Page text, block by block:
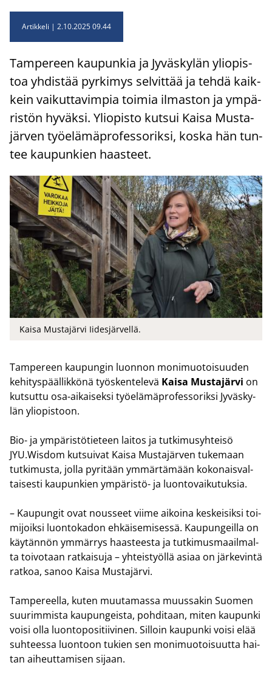
Artikkeli 2.10.2025 09.44
Tam­pe­reen kau­pun­kia ja Jy­väs­ky­län yli­opis­
toa yh­dis­tää pyr­ki­mys sel­vit­tää ja tehdä kaik­
kein vai­kut­ta­vim­pia toi­mia il­mas­ton ja ym­pä­
ris­tön hy­väk­si. Yli­opis­to kut­sui Kaisa Mus­ta­
jär­ven työ­elä­mä­pro­fes­so­rik­si, koska hän tun­
tee kau­pun­kien haas­teet.
Kaisa Mustajärvi Iidesjärvellä.
Tam­pe­reen kau­pun­gin luon­non mo­ni­muo­toi­suu­den
ke­hi­tys­pääl­lik­kö­nä työs­ken­te­le­vä Kaisa Mus­ta­jär­vi on
kut­sut­tu osa-​aikaiseksi työ­elä­mä­pro­fes­so­rik­si Jy­väs­ky­
län yli­opis­toon.
Bio- ja ym­pä­ris­tö­tie­teen lai­tos ja tut­ki­musyh­tei­sö
JYU.Wisdom kut­sui­vat Kaisa Mus­ta­jär­ven tu­ke­maan
tut­ki­mus­ta, jolla py­ri­tään ym­mär­tä­mään ko­ko­nais­val­
tai­ses­ti kau­pun­kien ympäristö-​ ja luon­to­vai­ku­tuk­sia.
– Kau­pun­git ovat nous­seet viime ai­koi­na kes­kei­sik­si toi­
mi­joik­si luon­to­ka­don eh­käi­se­mi­ses­sä. Kau­pun­geil­la on
käy­tän­nön ym­mär­rys haas­tees­ta ja tut­ki­mus­maa­il­mal­
ta toi­vo­taan rat­kai­su­ja – yh­teis­työl­lä asiaa on jär­ke­vin­tä
rat­koa, sanoo Kaisa Mus­ta­jär­vi.
Tam­pe­reel­la, kuten muu­ta­mas­sa muus­sa­kin Suo­men
suu­rim­mis­ta kau­pun­geis­ta, poh­di­taan, miten kau­pun­ki
voisi olla luon­to­po­si­tii­vi­nen. Sil­loin kau­pun­ki voisi elää
suh­tees­sa luon­toon tu­kien sen mo­ni­muo­toi­suut­ta hai­
tan ai­heut­ta­mi­sen si­jaan.